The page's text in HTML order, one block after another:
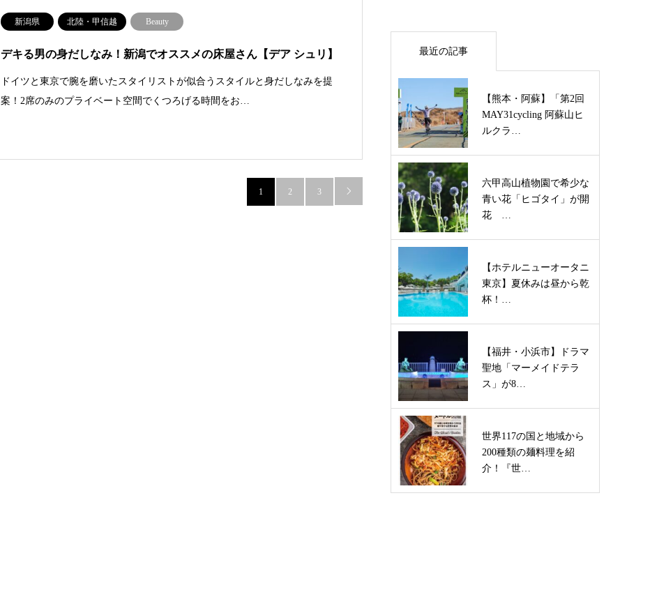
新潟県 北陸・甲信越 Beauty
デキる男の身だしなみ！新潟でオススメの床屋さん【デア シュリ】
ドイツと東京で腕を磨いたスタイリストが似合うスタイルと身だしなみを提
案！2席のみのプライベート空間でくつろげる時間をお…
1 2 3 
最近の記事
【熊本・阿蘇】「第2回
MAY31cycling 阿蘇山ヒ
ルクラ…
六甲高山植物園で希少な
青い花「ヒゴタイ」が開
花 …
【ホテルニューオータニ
東京】夏休みは昼から乾
杯！…
【福井・小浜市】ドラマ
聖地「マーメイドテラ
ス」が8…
世界117の国と地域から
200種類の麺料理を紹
介！『世…